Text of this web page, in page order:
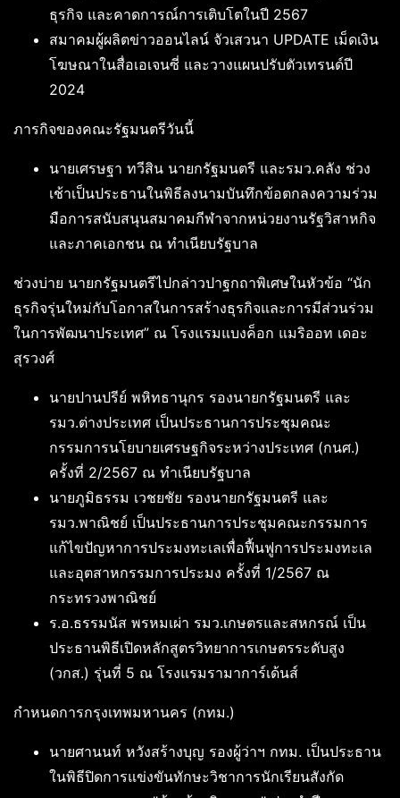
ธุรกิจ และคาดการณ์การเติบโตในปี 2567
สมาคมผู้ผลิตข่าวออนไลน์ จัวเสวนา UPDATE เม็ดเงิน
โฆษณาในสื่อเอเจนซี่ และวางแผนปรับตัวเทรนด์ปี
2024
ภารกิจของคณะรัฐมนตรีวันนี้
นายเศรษฐา ทวีสิน นายกรัฐมนตรี และรมว.คลัง ช่วง
เช้าเป็นประธานในพิธีลงนามบันทึกข้อตกลงความร่วม
มือการสนับสนุนสมาคมกีฬาจากหน่วยงานรัฐวิสาหกิจ
และภาคเอกชน ณ ทำเนียบรัฐบาล
ช่วงบ่าย นายกรัฐมนตรีไปกล่าวปาฐกถาพิเศษในหัวข้อ “นัก
ธุรกิจรุ่นใหม่กับโอกาสในการสร้างธุรกิจและการมีส่วนร่วม
ในการพัฒนาประเทศ” ณ โรงแรมแบงค็อก แมริออท เดอะ
สุรวงศ์
นายปานปรีย์ พหิทธานุกร รองนายกรัฐมนตรี และ
รมว.ต่างประเทศ เป็นประธานการประชุมคณะ
กรรมการนโยบายเศรษฐกิจระหว่างประเทศ (กนศ.)
ครั้งที่ 2/2567 ณ ทำเนียบรัฐบาล
นายภูมิธรรม เวชยชัย รองนายกรัฐมนตรี และ
รมว.พาณิชย์ เป็นประธานการประชุมคณะกรรมการ
แก้ไขปัญหาการประมงทะเลเพื่อฟื้นฟูการประมงทะเล
และอุตสาหกรรมการประมง ครั้งที่ 1/2567 ณ
กระทรวงพาณิชย์
ร.อ.ธรรมนัส พรหมเผ่า รมว.เกษตรและสหกรณ์ เป็น
ประธานพิธีเปิดหลักสูตรวิทยาการเกษตรระดับสูง
(วกส.) รุ่นที่ 5 ณ โรงแรมรามาการ์เด้นส์
กำหนดการกรุงเทพมหานคร (กทม.)
นายศานนท์ หวังสร้างบุญ รองผู้ว่าฯ กทม. เป็นประธาน
ในพิธีปิดการแข่งขันทักษะวิชาการนักเรียนสังกัด